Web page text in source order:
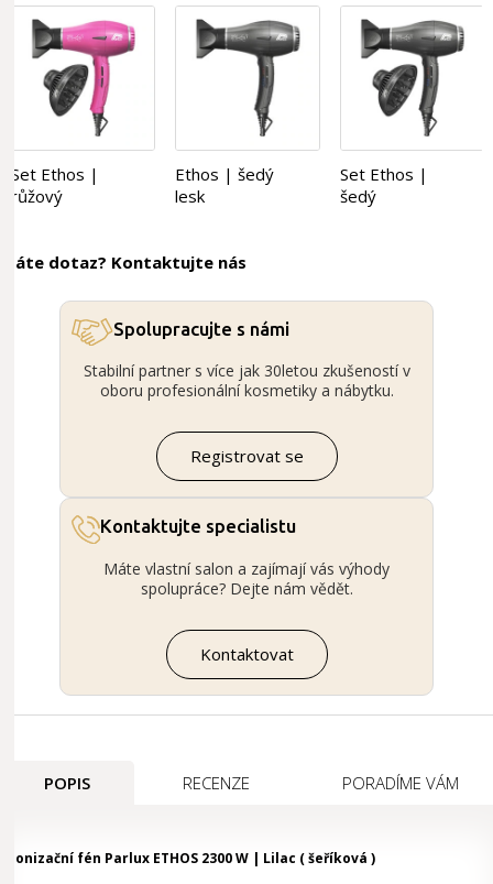
Set Ethos |
růžový
Ethos | šedý
lesk
Set Ethos |
šedý
Máte dotaz? Kontaktujte nás
Spolupracujte s námi
Stabilní partner s více jak 30letou zkušeností v
oboru profesionální kosmetiky a nábytku.
Registrovat se
Kontaktujte specialistu
Máte vlastní salon a zajímají vás výhody
spolupráce? Dejte nám vědět.
Kontaktovat
POPIS RECENZE PORADÍME VÁM
Ionizační fén Parlux ETHOS 2300 W | Lilac ( šeříková )